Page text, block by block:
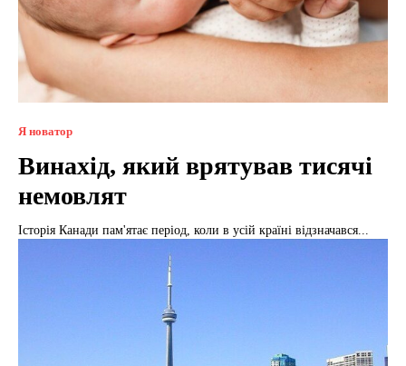
Я новатор
Винахід, який врятував тисячі
немовлят
Історія Канади пам'ятає період, коли в усій країні відзначався...